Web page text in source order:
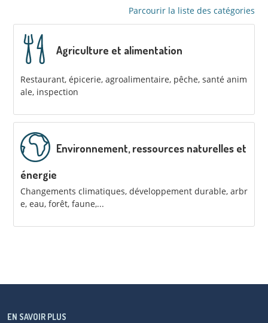
Parcourir la liste des catégories
Agriculture et alimentation
Restaurant, épicerie, agroalimentaire, pêche, santé anim
ale, inspection
Environnement, ressources naturelles et
énergie
Changements climatiques, développement durable, arbr
e, eau, forêt, faune,...
EN SAVOIR PLUS